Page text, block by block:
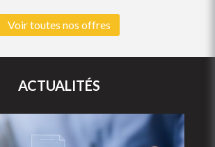
Voir toutes nos offres
ACTUALITÉS